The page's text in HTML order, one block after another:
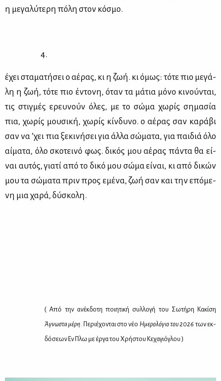
η με­γα­λύ­τε­ρη πό­λη στον κό­σμο.
4.
έχει στα­μα­τή­σει ο αέ­ρας, κι η ζωή. κι όμως: τό­τε πιο με­γά­
λη η ζωή, τό­τε πιο έντο­νη, όταν τα μά­τια μό­νο κι­νού­νται,
τις στιγ­μές ερευ­νούν όλες, με το σώ­μα χω­ρίς ση­μα­σία
πια, χω­ρίς μου­σι­κή, χω­ρίς κίν­δυ­νο. ο αέ­ρας σαν κα­ρά­βι
σαν να ’χει πια ξε­κι­νή­σει για άλ­λα σώ­μα­τα, για παι­διά όλο
αί­μα­τα, όλο σκο­τει­νό φως. δι­κός μου αέ­ρας πά­ντα θα εί­
ναι αυ­τός, για­τί από το δι­κό μου σώ­μα εί­ναι, κι από δι­κών
μου τα σώ­μα­τα πριν προς εμέ­να, ζωή σαν και την επό­με­
νη μια χα­ρά, δύ­σκο­λη.
( Από την ανέκ­δο­τη ποι­η­τι­κή συλ­λο­γή του Σω­τή­ρη Κα­κί­ση
Άγνω­στα μέ­ρη. Πε­ριέ­χο­νται στο νέο Ημε­ρο­λό­γιο του 2026των εκ­
δό­σε­ων Εν Πλω με έρ­γα του Χρή­στου Κε­χα­γιό­γλου )